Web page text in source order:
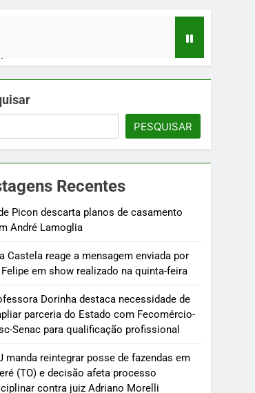
Sesc-Senac para
contra juiz Adriano
PESQUISAR
Recentes
Picon descarta planos de casamento
André Lamoglia
Castela reage a mensagem enviada por
em show realizado na quinta-feira
Dorinha destaca necessidade de
parceria do Estado com Fecomércio-
Senac para qualificação profissional
manda reintegrar posse de fazendas em
(TO) e decisão afeta processo
contra juiz Adriano Morelli